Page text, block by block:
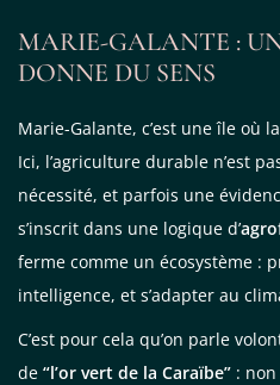
MARIE-GALANTE :
DONNE DU SENS
Marie-Galante, c’est une île où
Ici, l’agriculture durable n’est
nécessité, et parfois une
s’inscrit dans une logique d’
ferme comme un écosystème :
intelligence, et s’adapter au
C’est pour cela qu’on parle
de “l’or vert de la Caraïbe” :